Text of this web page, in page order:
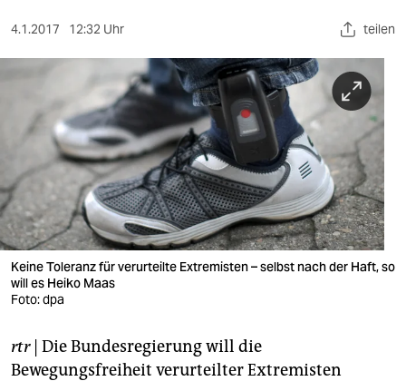
sport
berlin
nord
wahrheit
verlag
verlag
veranstaltungen
fragen & hilfe
4.1.2017 12:32 Uhr teilen
Keine Toleranz für verurteilte Extremisten – selbst nach der Haft, so
will es Heiko Maas
Foto: dpa
rtr| Die Bundesregierung will die
Bewegungsfreiheit verurteilter Extremisten